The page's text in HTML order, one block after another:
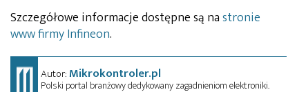
Szczegółowe informacje dostępne są nastronie
www firmy Infineon.
Autor:Mikrokontroler.pl
Polski portal branżowy dedykowany zagadnieniom elektroniki.